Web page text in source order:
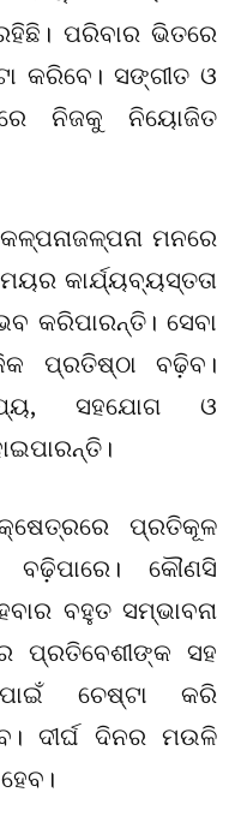
ପରିବାର ଭିତରେ
କରିବେ। ସଙ୍ଗୀତ ଓ
ନିଜକୁ ନିୟୋଜିତ
ମନରେ
କାର୍ଯ୍ୟବ୍ୟସ୍ତତା
କରିପାରନ୍ତି। ସେବା
ପ୍ରତିଷ୍ଠା ବଢ଼ିବ।
ସହଯୋଗ ଓ
ପ୍ରତିକୂଳ
କୌଣସି
ବହୁତ ସମ୍ଭାବନା
ପ୍ରତିବେଶୀଙ୍କ ସହ
ଚେଷ୍ଟା କରି
ଦୀର୍ଘ ଦିନର ମଉଳି